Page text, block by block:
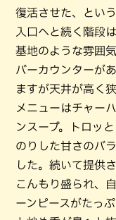
復活させた、とい
入口へと続く階段
基地のような雰囲
バーカウンターが
ますが天井が高く
メニューはチャー
ンスープ。トロッ
のりした甘さのバ
した。続いて提供
こんもり盛られ、
ーンピースがたっ